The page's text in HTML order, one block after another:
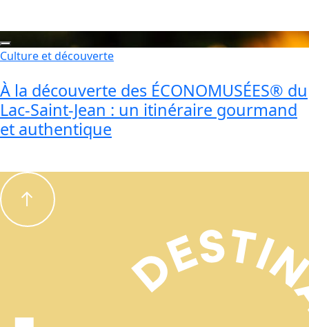
Culture et découverte
À la découverte des ÉCONOMUSÉES® du
Lac-Saint-Jean : un itinéraire gourmand
et authentique